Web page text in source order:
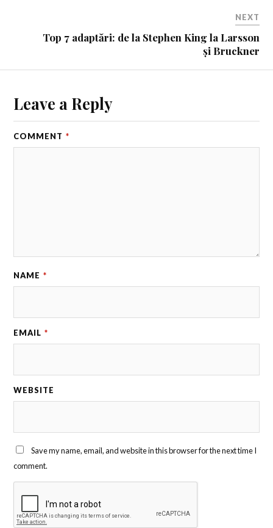
NEXT
Top 7 adaptări: de la Stephen King la Larsson
și Bruckner
Leave a Reply
COMMENT *
NAME *
EMAIL *
WEBSITE
Save my name, email, and website in this browser for the next time I
comment.